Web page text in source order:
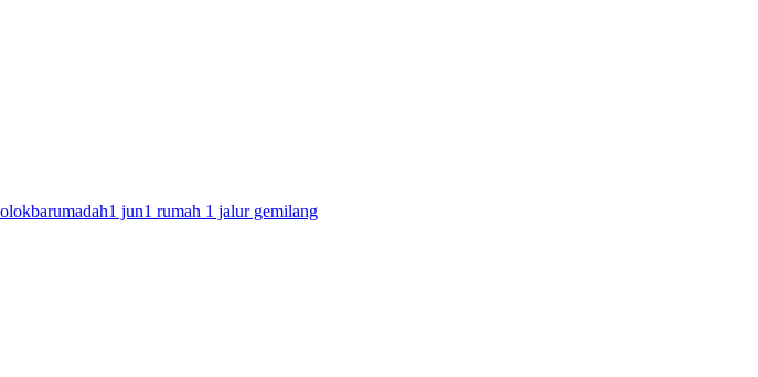
1 jun1 rumah 1 jalur gemilang